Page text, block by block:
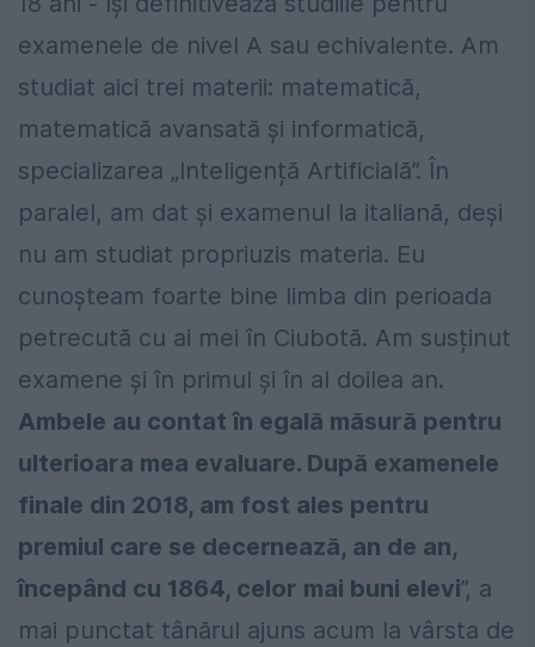
examenele de nivel A sau echivalente. Am
studiat aici trei materii: matematică,
matematică avansată și informatică,
specializarea „Inteligență Artificială”. În
paralel, am dat și examenul la italiană, deși
nu am studiat propriuzis materia. Eu
cunoșteam foarte bine limba din perioada
petrecută cu ai mei în Ciubotă. Am susținut
examene și în primul și în al doilea an.
Ambele au contat în egală măsură pentru
ulterioara mea evaluare. După examenele
finale din 2018, am fost ales pentru
premiul care se decernează, an de an,
începând cu 1864, celor mai buni elevi”, a
mai punctat tânărul ajuns acum la vârsta de